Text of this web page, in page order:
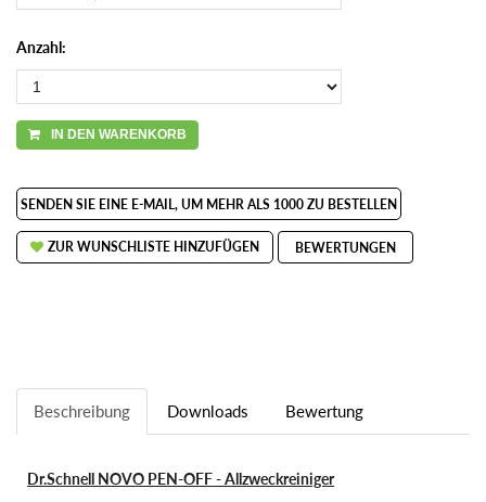
Anzahl:
IN DEN WARENKORB
SENDEN SIE EINE E-MAIL, UM MEHR ALS 1000 ZU BESTELLEN
ZUR WUNSCHLISTE HINZUFÜGEN BEWERTUNGEN
Beschreibung Downloads Bewertung
Dr.Schnell NOVO PEN-OFF - Allzweckreiniger